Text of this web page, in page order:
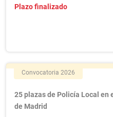
Plazo finalizado
Convocatoria 2026
25 plazas de Policía Local en
de Madrid